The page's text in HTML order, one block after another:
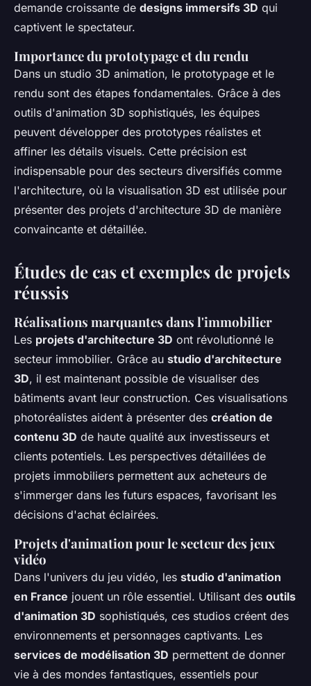
demande croissante de designs immersifs 3D qui
captivent le spectateur.
Importance du prototypage et du rendu
Dans un studio 3D animation, le prototypage et le
rendu sont des étapes fondamentales. Grâce à des
outils d'animation 3D sophistiqués, les équipes
peuvent développer des prototypes réalistes et
affiner les détails visuels. Cette précision est
indispensable pour des secteurs diversifiés comme
l'architecture, où la visualisation 3D est utilisée pour
présenter des projets d'architecture 3D de manière
convaincante et détaillée.
Études de cas et exemples de projets
réussis
Réalisations marquantes dans l'immobilier
Les projets d'architecture 3D ont révolutionné le
secteur immobilier. Grâce au studio d'architecture
3D, il est maintenant possible de visualiser des
bâtiments avant leur construction. Ces visualisations
photoréalistes aident à présenter des création de
contenu 3D de haute qualité aux investisseurs et
clients potentiels. Les perspectives détaillées de
projets immobiliers permettent aux acheteurs de
s'immerger dans les futurs espaces, favorisant les
décisions d'achat éclairées.
Projets d'animation pour le secteur des jeux
vidéo
Dans l'univers du jeu vidéo, les studio d'animation
en France jouent un rôle essentiel. Utilisant des outils
d'animation 3D sophistiqués, ces studios créent des
environnements et personnages captivants. Les
services de modélisation 3D permettent de donner
vie à des mondes fantastiques, essentiels pour